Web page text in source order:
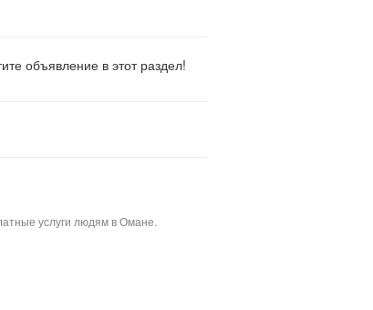
объявление в этот раздел!
услуги людям в Омане.